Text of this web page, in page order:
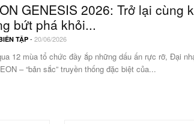
GENESIS 2026: Trở lại cùng
bứt phá khỏi...
TẬP- 20/06/2026
12 mùa tổ chức đầy ắp những dấu ấn rực rỡ, Đại
– “bản sắc” truyền thống đặc biệt của...